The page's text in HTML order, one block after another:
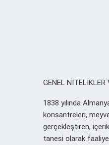
GENEL
1838 yılında
konsantreleri,
gerçekleştiren,
tanesi olarak